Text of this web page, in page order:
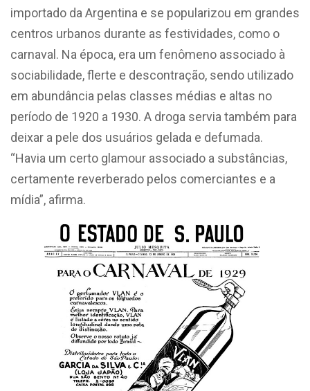
importado da Argentina e se popularizou em grandes
centros urbanos durante as festividades, como o
carnaval. Na época, era um fenômeno associado à
sociabilidade, flerte e descontração, sendo utilizado
em abundância pelas classes médias e altas no
período de 1920 a 1930. A droga servia também para
deixar a pele dos usuários gelada e defumada.
“Havia um certo glamour associado a substâncias,
certamente reverberado pelos comerciantes e a
mídia”, afirma.